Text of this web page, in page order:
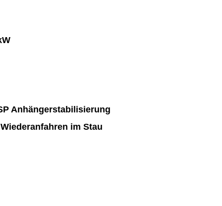
Anhängerstabilisierung
im Stau